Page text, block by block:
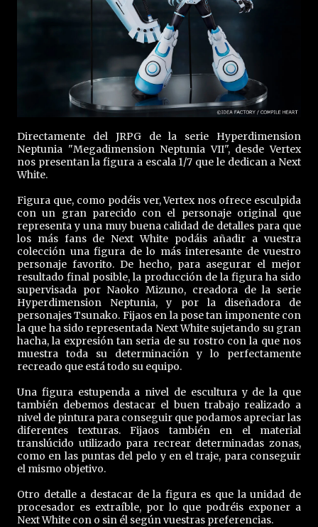
Directamente del JRPG de la serie Hyperdimension
Neptunia "Megadimension Neptunia VII", desde Vertex
nos presentan la figura a escala 1/7 que le dedican a Next
White.
Figura que, como podéis ver, Vertex nos ofrece esculpida
con un gran parecido con el personaje original que
representa y una muy buena calidad de detalles para que
los más fans de Next White podáis añadir a vuestra
colección una figura de lo más interesante de vuestro
personaje favorito. De hecho, para asegurar el mejor
resultado final posible, la producción de la figura ha sido
supervisada por Naoko Mizuno, creadora de la serie
Hyperdimension Neptunia, y por la diseñadora de
personajes Tsunako. Fijaos en la pose tan imponente con
la que ha sido representada Next White sujetando su gran
hacha, la expresión tan seria de su rostro con la que nos
muestra toda su determinación y lo perfectamente
recreado que está todo su equipo.
Una figura estupenda a nivel de escultura y de la que
también debemos destacar el buen trabajo realizado a
nivel de pintura para conseguir que podamos apreciar las
diferentes texturas. Fijaos también en el material
translúcido utilizado para recrear determinadas zonas,
como en las puntas del pelo y en el traje, para conseguir
el mismo objetivo.
Otro detalle a destacar de la figura es que la unidad de
procesador es extraíble, por lo que podréis exponer a
Next White con o sin él según vuestras preferencias.